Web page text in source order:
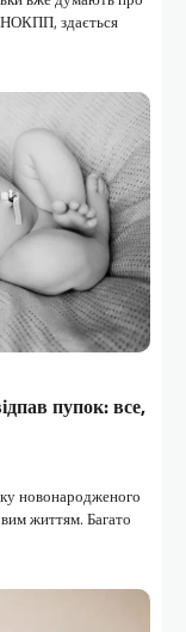
здається
пупок: все,
новонародженого
життям. Багато